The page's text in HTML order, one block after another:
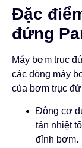
Đặc
đứng
Máy bơm trục
các dòng máy
của bơm trục
Động cơ
tản nhiệt
đỉnh bơm.